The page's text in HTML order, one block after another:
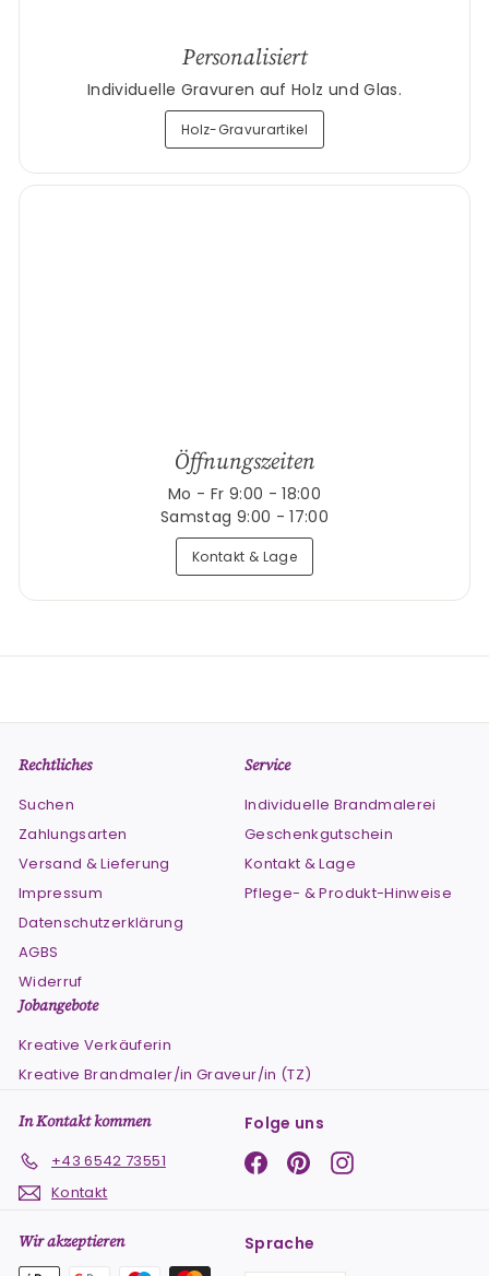
Personalisiert
Individuelle Gravuren auf Holz und Glas.
Holz-Gravurartikel
Öffnungszeiten
Mo - Fr 9:00 - 18:00
Samstag 9:00 - 17:00
Kontakt & Lage
Rechtliches
Suchen
Zahlungsarten
Versand & Lieferung
Impressum
Datenschutzerklärung
AGBS
Widerruf
Service
Individuelle Brandmalerei
Geschenkgutschein
Kontakt & Lage
Pflege- & Produkt-Hinweise
Jobangebote
Kreative Verkäuferin
Kreative Brandmaler/in Graveur/in (TZ)
In Kontakt kommen
+43 6542 73551
Kontakt
Folge uns
Facebook
PinterestInstagram
Wir akzeptieren Sprache